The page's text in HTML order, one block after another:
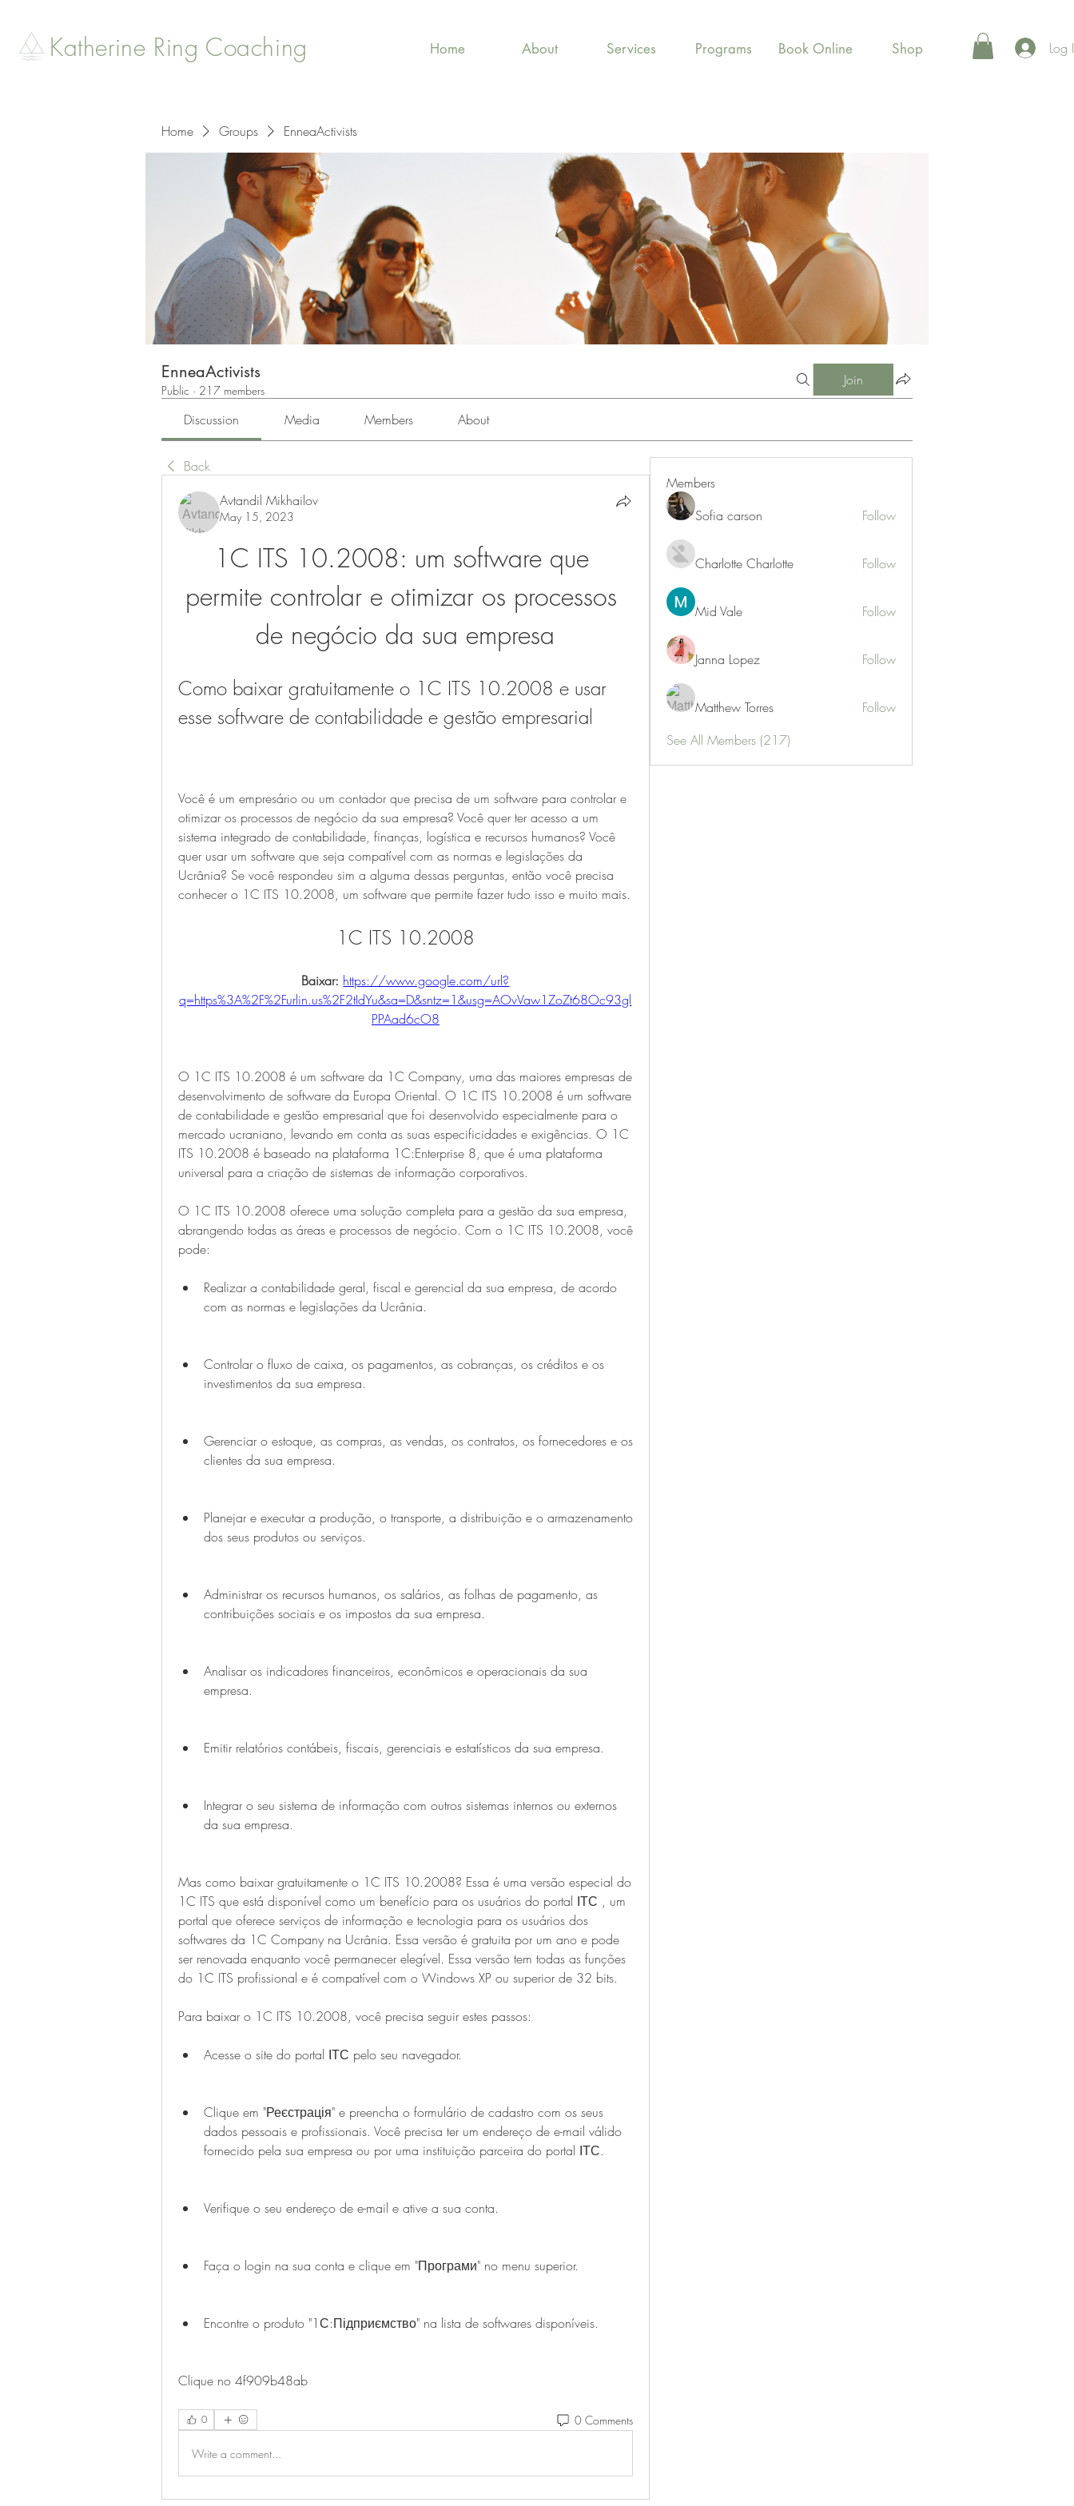
Katherine Ring Coaching Home About Services Programs Book Online Shop Log
Home Groups EnneaActivists
EnneaActivists
Public · 217 members
Join
Discussion Media Members About
Back
Avtandil Mikhailov
May 15, 2023
1C ITS 10.2008: um software que
permite controlar e otimizar os processos
de negócio da sua empresa
Como baixar gratuitamente o 1C ITS 10.2008 e usar
esse software de contabilidade e gestão empresarial
Você é um empresário ou um contador que precisa de um software para controlar e
otimizar os processos de negócio da sua empresa? Você quer ter acesso a um
sistema integrado de contabilidade, finanças, logística e recursos humanos? Você
quer usar um software que seja compatível com as normas e legislações da
Ucrânia? Se você respondeu sim a alguma dessas perguntas, então você precisa
conhecer o 1C ITS 10.2008, um software que permite fazer tudo isso e muito mais.
1C ITS 10.2008
Baixar: https://www.google.com/url?
q=https%3A%2F%2Furlin.us%2F2tIdYu&sa=D&sntz=1&usg=AOvVaw1ZoZt68Oc93gl
PPAad6cO8
O 1C ITS 10.2008 é um software da 1C Company, uma das maiores empresas de
desenvolvimento de software da Europa Oriental. O 1C ITS 10.2008 é um software
de contabilidade e gestão empresarial que foi desenvolvido especialmente para o
mercado ucraniano, levando em conta as suas especificidades e exigências. O 1C
ITS 10.2008 é baseado na plataforma 1C:Enterprise 8, que é uma plataforma
universal para a criação de sistemas de informação corporativos.
O 1C ITS 10.2008 oferece uma solução completa para a gestão da sua empresa,
abrangendo todas as áreas e processos de negócio. Com o 1C ITS 10.2008, você
pode:
Realizar a contabilidade geral, fiscal e gerencial da sua empresa, de acordo
com as normas e legislações da Ucrânia.
Controlar o fluxo de caixa, os pagamentos, as cobranças, os créditos e os
investimentos da sua empresa.
Gerenciar o estoque, as compras, as vendas, os contratos, os fornecedores e os
clientes da sua empresa.
Planejar e executar a produção, o transporte, a distribuição e o armazenamento
dos seus produtos ou serviços.
Administrar os recursos humanos, os salários, as folhas de pagamento, as
contribuições sociais e os impostos da sua empresa.
Analisar os indicadores financeiros, econômicos e operacionais da sua
empresa.
Emitir relatórios contábeis, fiscais, gerenciais e estatísticos da sua empresa.
Integrar o seu sistema de informação com outros sistemas internos ou externos
da sua empresa.
Mas como baixar gratuitamente o 1C ITS 10.2008? Essa é uma versão especial do
1C ITS que está disponível como um benefício para os usuários do portal ІТС , um
portal que oferece serviços de informação e tecnologia para os usuários dos
softwares da 1C Company na Ucrânia. Essa versão é gratuita por um ano e pode
ser renovada enquanto você permanecer elegível. Essa versão tem todas as funções
do 1C ITS profissional e é compatível com o Windows XP ou superior de 32 bits.
Para baixar o 1C ITS 10.2008, você precisa seguir estes passos:
Acesse o site do portal ІТС pelo seu navegador.
Clique em "Реєстрація" e preencha o formulário de cadastro com os seus
dados pessoais e profissionais. Você precisa ter um endereço de e-mail válido
fornecido pela sua empresa ou por uma instituição parceira do portal ІТС.
Verifique o seu endereço de e-mail e ative a sua conta.
Faça o login na sua conta e clique em "Програми" no menu superior.
Encontre o produto "1С:Підприємство" na lista de softwares disponíveis.
Clique no 4f909b48ab
0 0 Comments
Write a comment...
Members
Sofia carson
Follow
Charlotte Charlotte Follow
Mid Vale Follow
Janna Lopez Follow
Matthew Torres
Follow
See All Members (217)